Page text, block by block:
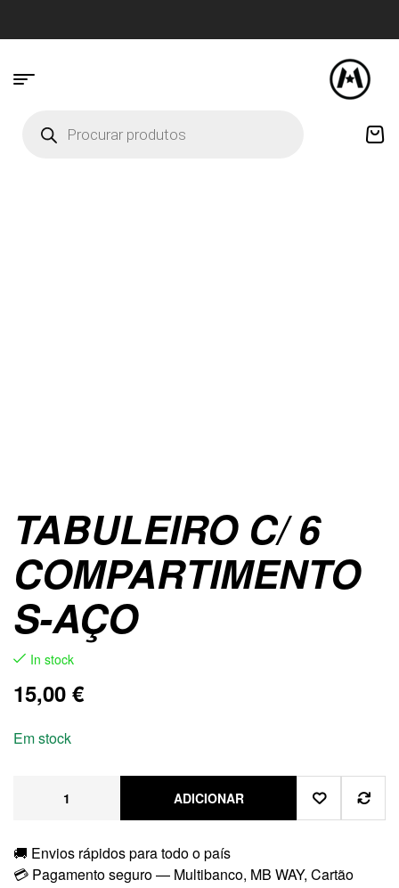
TABULEIRO C/ 6
COMPARTIMENTO
S-AÇO
In stock
15,00 €
Em stock
ADICIONAR
🚚 Envios rápidos para todo o país
💳 Pagamento seguro — Multibanco, MB WAY, Cartão